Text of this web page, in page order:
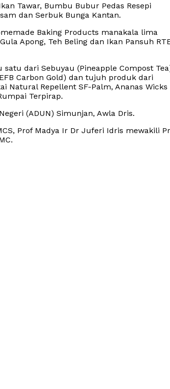
Tawar, Bumbu Bubur Pedas Resepi
dan Serbuk Bunga Kantan.
Baking Products manakala lima
Apong, Teh Beling dan Ikan Pansuh
dari Sebuyau (Pineapple Compost
Carbon Gold) dan tujuh produk dari
Natural Repellent SF-Palm, Ananas Wicks
Terpirap.
(ADUN) Simunjan, Awla Dris.
Prof Madya Ir Dr Juferi Idris mewakili